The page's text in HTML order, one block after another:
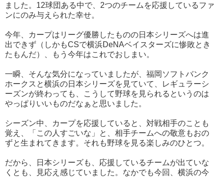
ました。12球団ある中で、2つのチームを応援しているファ
ンにのみ与えられた幸せ。
今年、カープはリーグ優勝したものの日本シリーズへは進
出できず（しかもCSで横浜DeNAベイスターズに惨敗とき
たもんだ）、もう今年はこれでおしまい。
一瞬、そんな気分になっていましたが、福岡ソフトバンク
ホークスと横浜の日本シリーズを見ていて、レギュラーシ
ーズンが終わっても、こうして野球を見られるというのは
やっぱりいいものだなぁと思いました。
シーズン中、カープを応援していると、対戦相手のことも
覚え、「この人すごいな」と、相手チームへの敬意もおの
ずと生まれてきます。それも野球を見る楽しみのひとつ。
だから、日本シリーズも、応援しているチームが出ていな
くとも、見応え感じていました。なかでも今回、横浜の今